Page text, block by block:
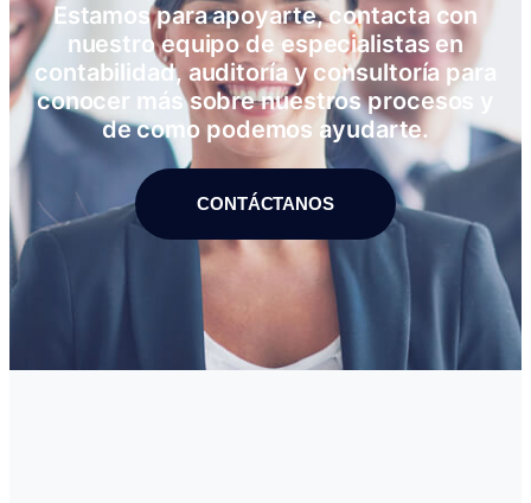
Estamos para apoyarte, contacta con
nuestro equipo de especialistas en
contabilidad, auditoría y consultoría para
conocer más sobre nuestros procesos y
de como podemos ayudarte.
CONTÁCTANOS